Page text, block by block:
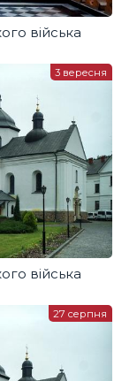
війська
війська
3 вересня
27 серпня